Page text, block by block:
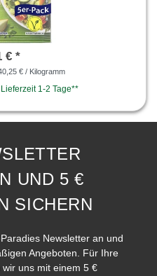
€ *
€ / Kilogramm
1-2 Tage**
UND 5 €
SICHERN
Newsletter an und
Angeboten. Für Ihre
uns mit einem 5 €